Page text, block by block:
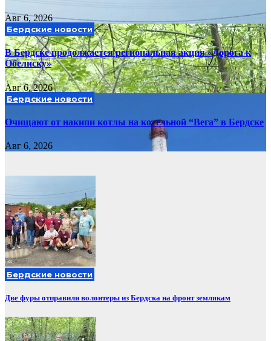
Авг 6, 2026
Бердские новости
В Бердске продолжается региональная акция «Дорога к
Обелиску»
Авг 6, 2026
Бердские новости
Очищают от накипи котлы на котельной “Вега” в Бердске
Авг 6, 2026
Бердские новости
Две фуры отправили волонтеры из Бердска на фронт землякам